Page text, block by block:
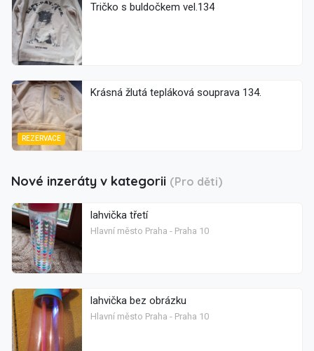
Tričko s buldočkem vel.134
REZERVACE
Krásná žlutá tepláková souprava 134.
Nové inzeráty v kategorii (Pro děti)
lahvička třetí
Hlavní město Praha - Praha 10
lahvička bez obrázku
Hlavní město Praha - Praha 10